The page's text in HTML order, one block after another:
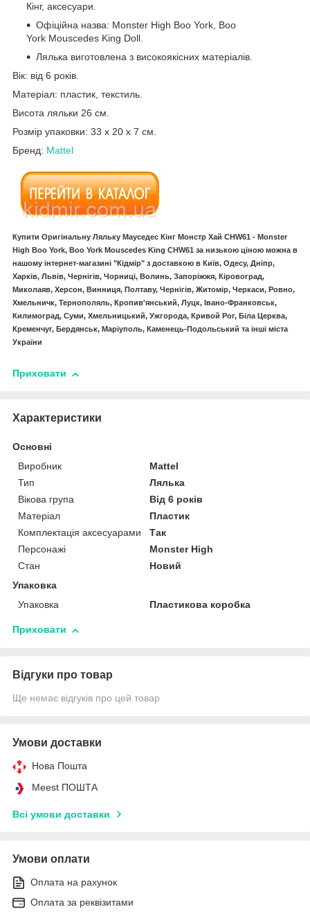
Кінг, аксесуари.
Офіційна назва: Monster High Boo York, Boo
York Mouscedes King Doll.
Лялька виготовлена з високоякісних матеріалів.
Вік: від 6 років.
Матеріал: пластик, текстиль.
Висота ляльки 26 см.
Розмір упаковки: 33 x 20 x 7 см.
Бренд: Mattel
Купити Оригінальну Ляльку Мауседес Кінг Монстр Хай CHW61 - Monster
High Boo York, Boo York Mouscedes King CHW61 за низькою ціною можна в
нашому інтернет-магазині "Кідмір" з доставкою в Київ, Одесу, Дніпр,
Харків, Львів, Чернігів, Чорниці, Волинь, Запоріжжя, Кіровоград,
Миколаяв, Херсон, Винниця, Полтаву, Чернігів, Житомір, Черкаси, Ровно,
Хмельничк, Тернополяль, Кропив'янський, Луцк, Івано-Франковськ,
Килимоград, Суми, Хмельницький, Ужгорода, Кривой Рог, Біла Церква,
Кременчуг, Бердянськ, Маріуполь, Каменець-Подольський та інші міста
України
Приховати
Характеристики
Основні
Виробник
Mattel
Тип
Лялька
Вікова група
Від 6 років
Матеріал
Пластик
Комплектація аксесуарами
Так
Персонажі
Monster High
Стан
Новий
Упаковка
Упаковка
Пластикова коробка
Приховати
Відгуки про товар
Ще немає відгуків про цей товар
Умови доставки
Нова Пошта
Meest ПОШТА
Всі умови доставки
Умови оплати
Оплата на рахунок
Оплата за реквізитами